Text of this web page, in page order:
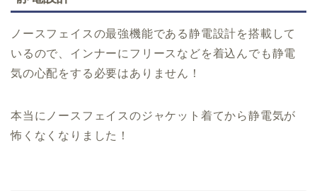
ノースフェイスの最強機能である静電設計を搭載して
いるので、インナーにフリースなどを着込んでも静電
気の心配をする必要はありません！
本当にノースフェイスのジャケット着てから静電気が
怖くなくなりました！